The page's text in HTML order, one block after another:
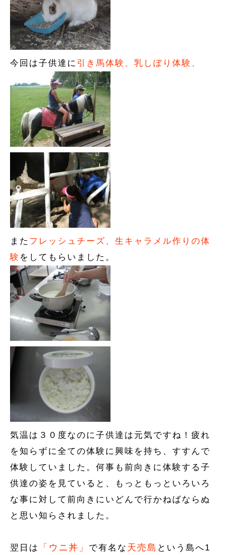
今回は子供達に 引き馬体験、乳しぼり体験、
また フレッシュチーズ、生キャラメル作りの体
験 をしてもらいました。
気温は３０度なのに子供達は元気ですね！疲れ
を知らずに全ての体験に興味を持ち、すすんで
体験していました。何事も前向きに体験する子
供達の姿を見ていると、もっともっといろいろ
な事に対して前向きにいどんで行かねばならぬ
と思い知らされました。
翌日は 「ウニ丼」 で有名な 天売島 という島へ1